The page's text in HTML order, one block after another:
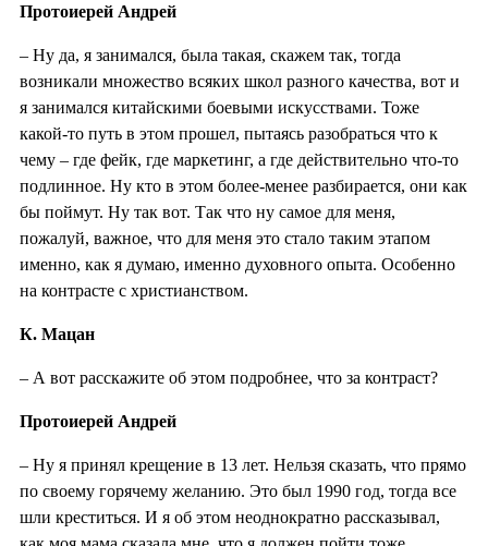
Протоиерей Андрей
– Ну да, я занимался, была такая, скажем так, тогда
возникали множество всяких школ разного качества, вот и
я занимался китайскими боевыми искусствами. Тоже
какой-то путь в этом прошел, пытаясь разобраться что к
чему – где фейк, где маркетинг, а где действительно что-то
подлинное. Ну кто в этом более-менее разбирается, они как
бы поймут. Ну так вот. Так что ну самое для меня,
пожалуй, важное, что для меня это стало таким этапом
именно, как я думаю, именно духовного опыта. Особенно
на контрасте с христианством.
К. Мацан
– А вот расскажите об этом подробнее, что за контраст?
Протоиерей Андрей
– Ну я принял крещение в 13 лет. Нельзя сказать, что прямо
по своему горячему желанию. Это был 1990 год, тогда все
шли креститься. И я об этом неоднократно рассказывал,